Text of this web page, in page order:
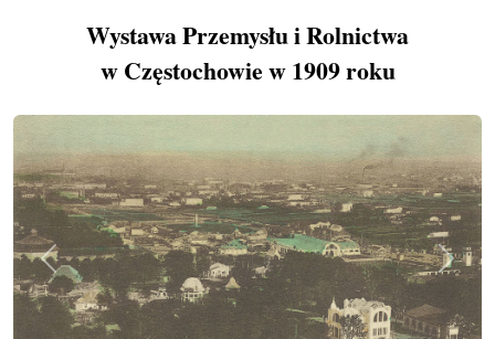
Wystawa Przemysłu i Rolnictwa
w Częstochowie w 1909 roku
Previous Next